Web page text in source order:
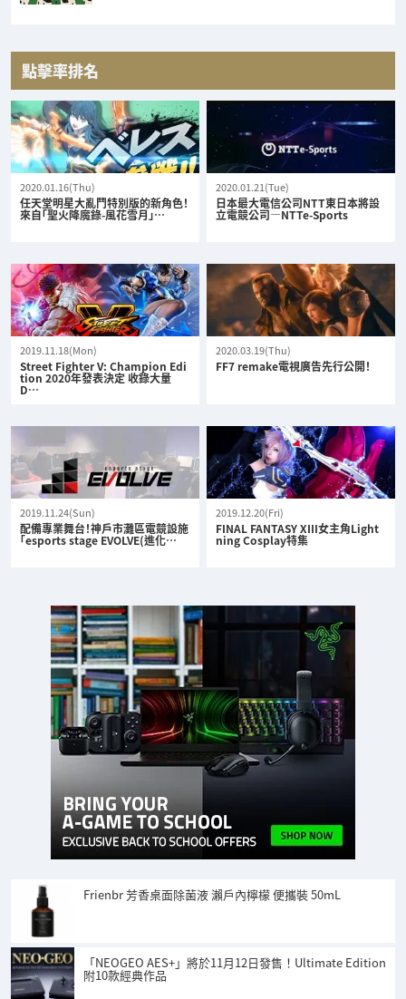
點擊率排名
2020.01.16(Thu)
任天堂明星大亂鬥特別版的新角色！
來自「聖火降魔錄-風花雪月」…
2020.01.21(Tue)
日本最大電信公司NTT東日本將設
立電競公司—NTTe-Sports
2019.11.18(Mon)
Street Fighter V: Champion Edi
tion 2020年發表決定 收錄大量
D…
2020.03.19(Thu)
FF7 remake電視廣告先行公開！
2019.11.24(Sun)
配備專業舞台！神戶市灘區電競設施
「esports stage EVOLVE(進化…
2019.12.20(Fri)
FINAL FANTASY XIII女主角Light
ning Cosplay特集
Frienbr 芳香桌面除菌液 瀨戶內檸檬 便攜裝 50mL
「NEOGEO AES+」將於11月12日發售！Ultimate Edition
附10款經典作品